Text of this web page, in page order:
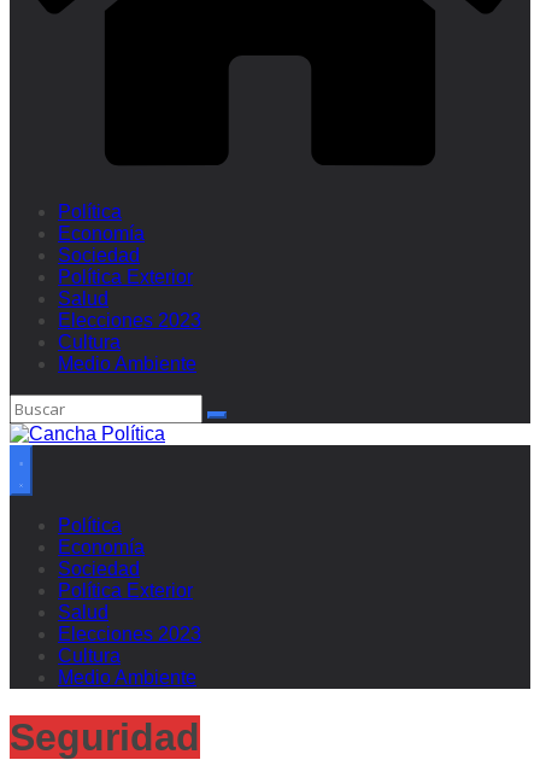
Política
Economía
Sociedad
Política Exterior
Salud
Elecciones 2023
Cultura
Medio Ambiente
Política
Economía
Sociedad
Política Exterior
Salud
Elecciones 2023
Cultura
Medio Ambiente
Seguridad